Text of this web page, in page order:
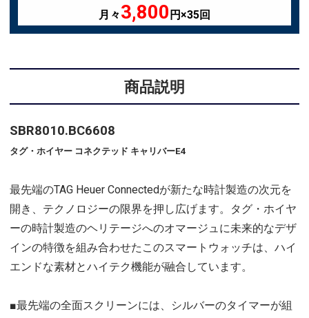
月々3,800 円×35回
商品説明
SBR8010.BC6608
タグ・ホイヤー コネクテッド キャリバーE4
最先端のTAG Heuer Connectedが新たな時計製造の次元を
開き、テクノロジーの限界を押し広げます。タグ・ホイヤ
ーの時計製造のヘリテージへのオマージュに未来的なデザ
インの特徴を組み合わせたこのスマートウォッチは、ハイ
エンドな素材とハイテク機能が融合しています。
■最先端の全面スクリーンには、シルバーのタイマーが組